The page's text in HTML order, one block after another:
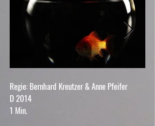
Regie: Bernhard Kreutzer & Anne Pfeifer
D 2014
1 Min.